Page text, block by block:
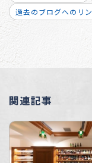
過去のブログへのリ
関連記事